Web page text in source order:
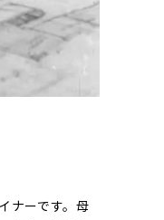
ナーです。母